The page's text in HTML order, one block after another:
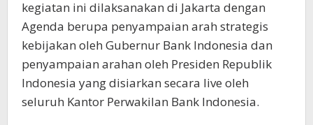
kegiatan ini dilaksanakan di Jakarta dengan
Agenda berupa penyampaian arah strategis
kebijakan oleh Gubernur Bank Indonesia dan
penyampaian arahan oleh Presiden Republik
Indonesia yang disiarkan secara live oleh
seluruh Kantor Perwakilan Bank Indonesia.